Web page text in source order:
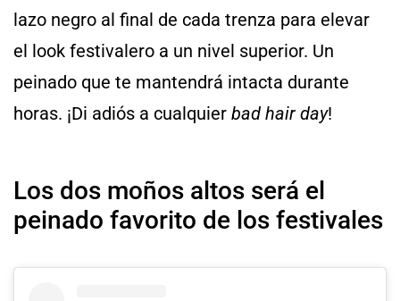
lazo negro al final de cada trenza para elevar
el look festivalero a un nivel superior. Un
peinado que te mantendrá intacta durante
horas. ¡Di adiós a cualquier bad hair day!
Los dos moños altos será el
peinado favorito de los festivales